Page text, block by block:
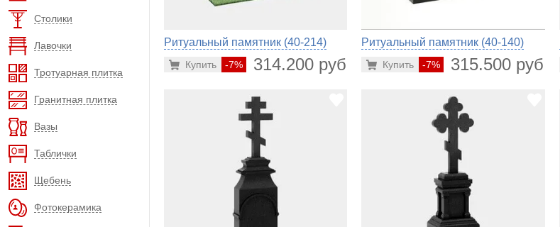
Столики
Лавочки
Тротуарная плитка
Гранитная плитка
Вазы
Таблички
Щебень
Фотокерамика
Ритуальный памятник (40-214)
-7% 314.200 руб.
Купить
Ритуальный памятник (40-140)
-7% 315.500 руб.
Купить